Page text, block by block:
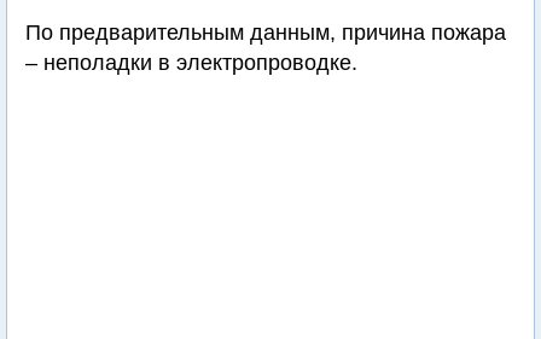
По предварительным данным, причина пожара
– неполадки в электропроводке.